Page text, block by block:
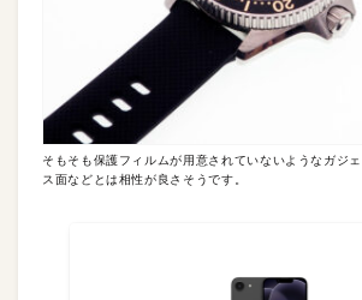
そもそも保護フィルムが用意されていないようなガジ
ス面などとは相性が良さそうです。